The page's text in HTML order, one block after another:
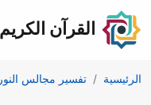
القرآن الكريم
الرئيسية تفسير مجالس النور